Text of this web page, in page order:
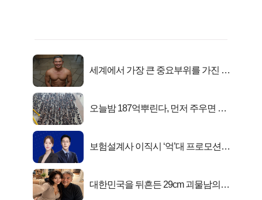
세계에서 가장 큰 중요부위를 가진 남
오늘밤 187억뿌린다, 먼저 주우면 최
보험설계사 이직시 ‘억’대 프로모션!
대한민국을 뒤흔든 29cm 괴물남의